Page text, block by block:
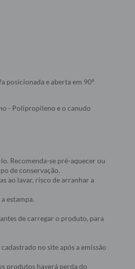
posicionada e aberta em 90º
- Polipropileno e o canudo
Recomenda-se pré-aquecer ou
de conservação.
ao lavar, risco de arranhar a
estampa.
de carregar o produto, para
no site após a emissão
produtos haverá perda do